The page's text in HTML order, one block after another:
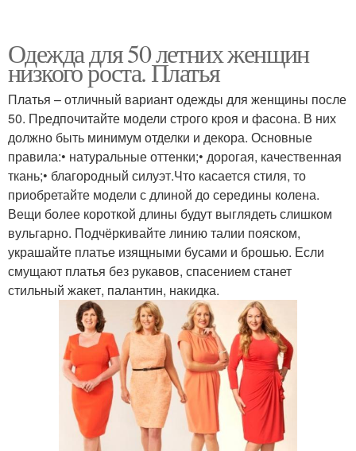
Одежда для 50 летних женщин
низкого роста. Платья
Платья – отличный вариант одежды для женщины после
50. Предпочитайте модели строго кроя и фасона. В них
должно быть минимум отделки и декора. Основные
правила:• натуральные оттенки;• дорогая, качественная
ткань;• благородный силуэт.Что касается стиля, то
приобретайте модели с длиной до середины колена.
Вещи более короткой длины будут выглядеть слишком
вульгарно. Подчёркивайте линию талии пояском,
украшайте платье изящными бусами и брошью. Если
смущают платья без рукавов, спасением станет
стильный жакет, палантин, накидка.